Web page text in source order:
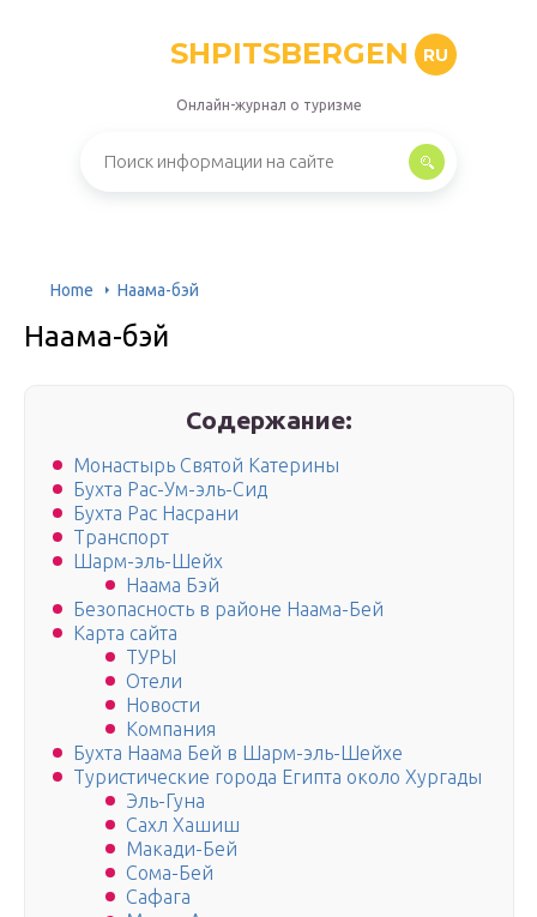
SHPITSBERGEN RU
Онлайн-журнал о туризме
Home Наама-бэй
Наама-бэй
Содержание:
Монастырь Святой Катерины
Бухта Рас-Ум-эль-Сид
Бухта Рас Насрани
Транспорт
Шарм-эль-Шейх
Наама Бэй
Безопасность в районе Наама-Бей
Карта сайта
ТУРЫ
Отели
Новости
Компания
Бухта Наама Бей в Шарм-эль-Шейхе
Туристические города Египта около Хургады
Эль-Гуна
Сахл Хашиш
Макади-Бей
Сома-Бей
Сафага